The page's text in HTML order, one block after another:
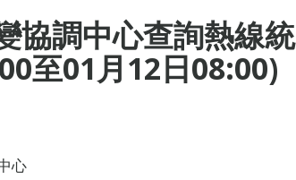
協調中心查詢熱線統
至01月12日08:00)
心